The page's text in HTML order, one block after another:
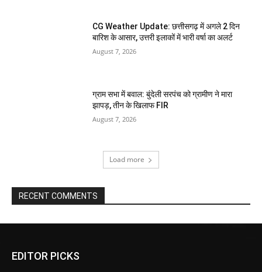
CG Weather Update: छत्तीसगढ़ में अगले 2 दिन
बारिश के आसार, उत्तरी इलाकों में भारी वर्षा का अलर्ट
August 7, 2026
ग्राम सभा में बवाल: बुंदेली सरपंच को ग्रामीण ने मारा
झापड़, तीन के खिलाफ FIR
August 7, 2026
Load more
RECENT COMMENTS
EDITOR PICKS